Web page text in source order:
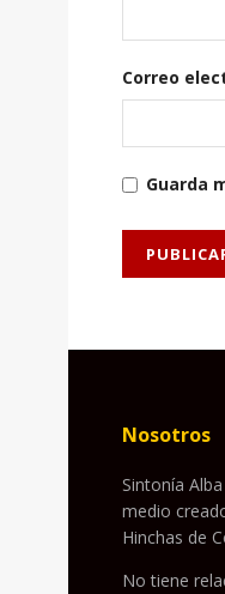
Correo
Guarda
Nosotros
Sintonía
medio
Hinchas de
No tiene